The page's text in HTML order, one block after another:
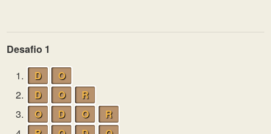
Desafio 1
1.
D
O
2.
D O
R
3.
O D O
R